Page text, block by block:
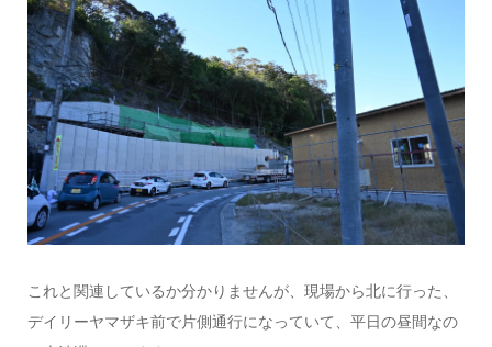
これと関連しているか分かりませんが、現場から北に行った、
デイリーヤマザキ前で片側通行になっていて、平日の昼間なの